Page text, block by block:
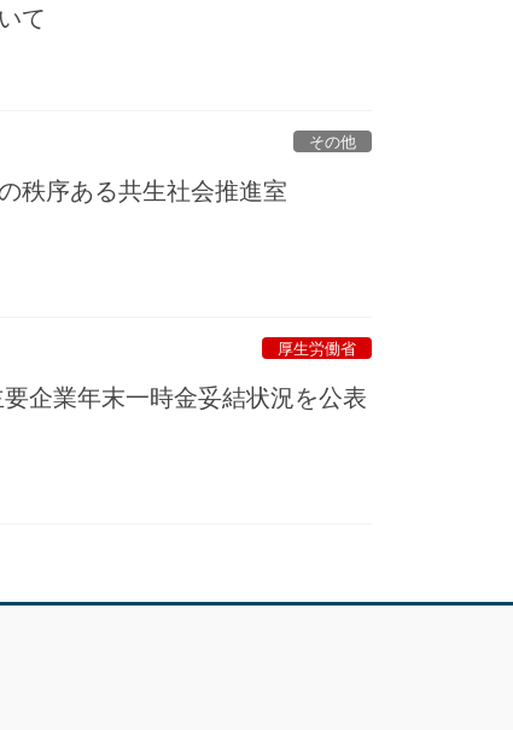
て
その他
秩序ある共生社会推進室
厚生労働省
企業年末一時金妥結状況を公表